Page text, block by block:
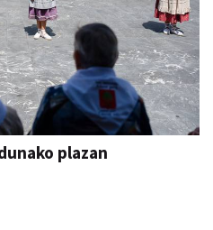
plazan